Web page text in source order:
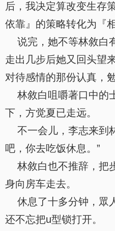
后，我决定算改变生存
依靠』的策略转化为『
说完，她不等林敘白
走出几步后她又回头望
对待感情的那份认真，
林敘白咀嚼著口中的
下，方觉夏已走远。
不一会儿，李志来到
吧，你去吃饭休息。”
林敘白也不推辞，把
身向房车走去。
休息了十多分钟，眾
还不忘把u型锁打开。